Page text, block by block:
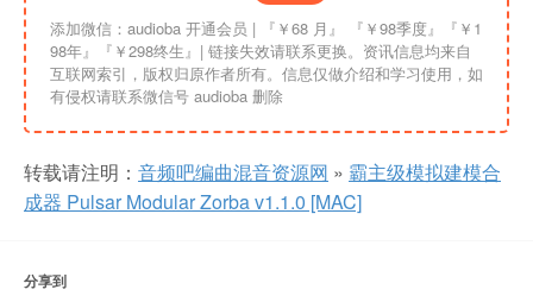
添加微信：audioba 开通会员 | 『￥68 月』 『￥98季度』『￥1
98年』『￥298终生』| 链接失效请联系更换。资讯信息均来自
互联网索引，版权归原作者所有。信息仅做介绍和学习使用，如
有侵权请联系微信号 audioba 删除
转载请注明： 音频吧编曲混音资源网 » 霸主级模拟建模合
成器 Pulsar Modular Zorba v1.1.0 [MAC]
分享到